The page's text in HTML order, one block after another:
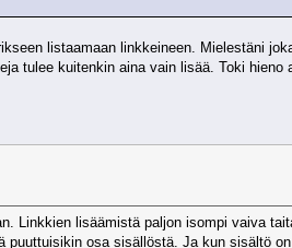
listaamaan linkkeineen. Mielestäni
tulee kuitenkin aina vain lisää. Toki
Linkkien lisäämistä paljon isompi vaiva
puuttuisikin osa sisällöstä. Ja kun sisältö